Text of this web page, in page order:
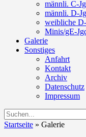
männli. C-
männli. D-
weibliche
Minis/gE-
Galerie
Sonstiges
Anfahrt
Kontakt
Archiv
Datenschutz
Impressum
Startseite » Galerie